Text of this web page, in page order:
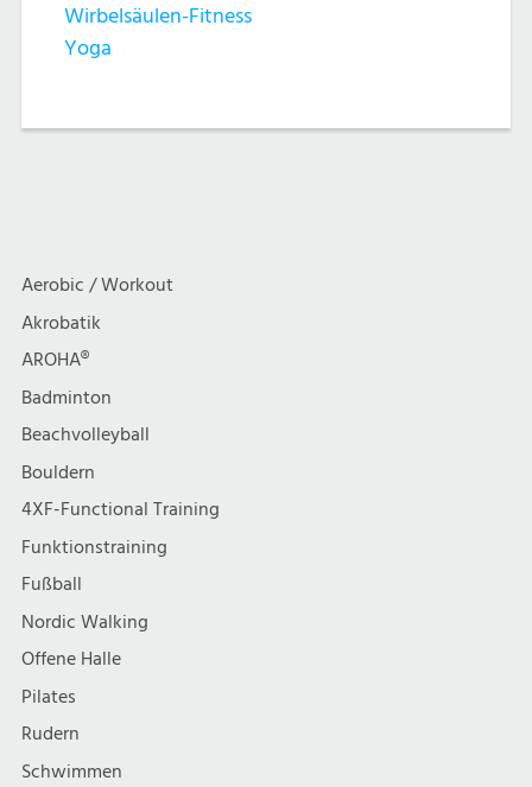
Wirbelsäulen-Fitness
Yoga
Aerobic / Workout
Akrobatik
AROHA®
Badminton
Beachvolleyball
Bouldern
4XF-Functional Training
Funktionstraining
Fußball
Nordic Walking
Offene Halle
Pilates
Rudern
Schwimmen